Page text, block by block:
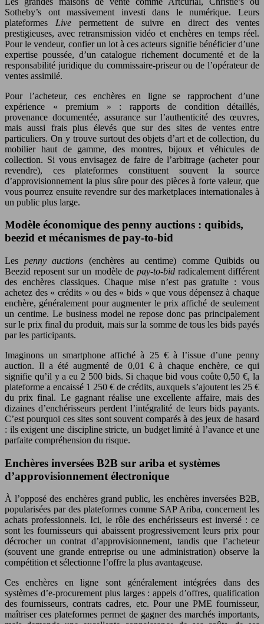
Sotheby’s ont massivement investi dans le numérique. Leurs
plateformes Livepermettent de suivre en direct des ventes
prestigieuses, avec retransmission vidéo et enchères en temps réel.
Pour le vendeur, confier un lot à ces acteurs signifie bénéficier d’une
expertise poussée, d’un catalogue richement documenté et de la
responsabilité juridique du commissaire-priseur ou de l’opérateur de
ventes assimilé.
Pour l’acheteur, ces enchères en ligne se rapprochent d’une
expérience « premium » : rapports de condition détaillés,
provenance documentée, assurance sur l’authenticité des œuvres,
mais aussi frais plus élevés que sur des sites de ventes entre
particuliers. On y trouve surtout des objets d’art et de collection, du
mobilier haut de gamme, des montres, bijoux et véhicules de
collection. Si vous envisagez de faire de l’arbitrage (acheter pour
revendre), ces plateformes constituent souvent la source
d’approvisionnement la plus sûre pour des pièces à forte valeur, que
vous pourrez ensuite revendre sur des marketplaces internationales à
un public plus large.
Modèle économique des penny auctions : quibids,
beezid et mécanismes de pay-to-bid
Les penny auctions (enchères au centime) comme Quibids ou
Beezid reposent sur un modèle de pay-to-bidradicalement différent
des enchères classiques. Chaque mise n’est pas gratuite : vous
achetez des « crédits » ou des « bids » que vous dépensez à chaque
enchère, généralement pour augmenter le prix affiché de seulement
un centime. Le business model ne repose donc pas principalement
sur le prix final du produit, mais sur la somme de tous les bids payés
par les participants.
Imaginons un smartphone affiché à 25 € à l’issue d’une penny
auction. Il a été augmenté de 0,01 € à chaque enchère, ce qui
signifie qu’il y a eu 2 500 bids. Si chaque bid vous coûte 0,50 €, la
plateforme a encaissé 1 250 € de crédits, auxquels s’ajoutent les 25 €
du prix final. Le gagnant réalise une excellente affaire, mais des
dizaines d’enchérisseurs perdent l’intégralité de leurs bids payants.
C’est pourquoi ces sites sont souvent comparés à des jeux de hasard
: ils exigent une discipline stricte, un budget limité à l’avance et une
parfaite compréhension du risque.
Enchères inversées B2B sur ariba et systèmes
d’approvisionnement électronique
À l’opposé des enchères grand public, les enchères inversées B2B,
popularisées par des plateformes comme SAP Ariba, concernent les
achats professionnels. Ici, le rôle des enchérisseurs est inversé : ce
sont les fournisseurs qui abaissent progressivement leurs prix pour
décrocher un contrat d’approvisionnement, tandis que l’acheteur
(souvent une grande entreprise ou une administration) observe la
compétition et sélectionne l’offre la plus avantageuse.
Ces enchères en ligne sont généralement intégrées dans des
systèmes d’e-procurement plus larges : appels d’offres, qualification
des fournisseurs, contrats cadres, etc. Pour une PME fournisseur,
maîtriser ces plateformes permet de gagner des marchés importants,